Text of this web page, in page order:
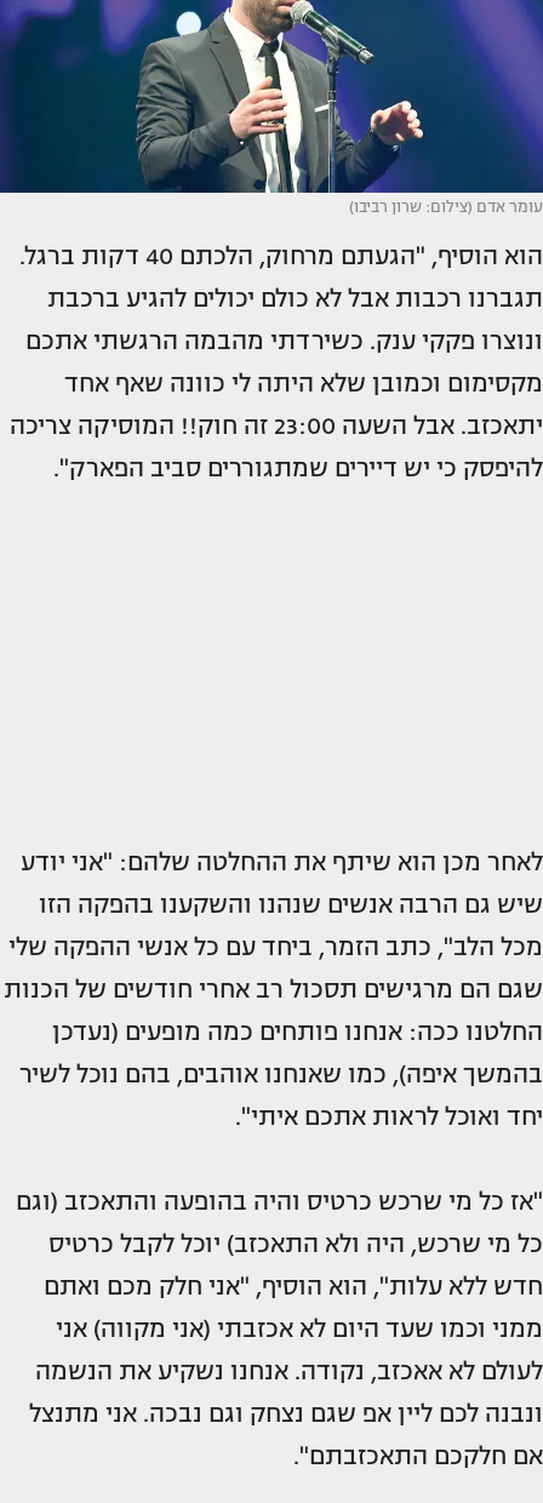
עומר אדם (צילום: שרון רביבו)
הוא הוסיף, "הגעתם מרחוק, הלכתם 40 דקות ברגל.
תגברנו רכבות אבל לא כולם יכולים להגיע ברכבת
ונוצרו פקקי ענק. כשירדתי מהבמה הרגשתי אתכם
מקסימום וכמובן שלא היתה לי כוונה שאף אחד
יתאכזב. אבל השעה 23:00 זה חוק!! המוסיקה צריכה
להיפסק כי יש דיירים שמתגוררים סביב הפארק".
לאחר מכן הוא שיתף את ההחלטה שלהם: "אני יודע
שיש גם הרבה אנשים שנהנו והשקענו בהפקה הזו
מכל הלב", כתב הזמר, ביחד עם כל אנשי ההפקה שלי
שגם הם מרגישים תסכול רב אחרי חודשים של הכנות
החלטנו ככה: אנחנו פותחים כמה מופעים (נעדכן
בהמשך איפה), כמו שאנחנו אוהבים, בהם נוכל לשיר
יחד ואוכל לראות אתכם איתי".
"אז כל מי שרכש כרטיס והיה בהופעה והתאכזב (וגם
כל מי שרכש, היה ולא התאכזב) יוכל לקבל כרטיס
חדש ללא עלות", הוא הוסיף, "אני חלק מכם ואתם
ממני וכמו שעד היום לא אכזבתי (אני מקווה) אני
לעולם לא אאכזב, נקודה. אנחנו נשקיע את הנשמה
ונבנה לכם ליין אפ שגם נצחק וגם נבכה. אני מתנצל
אם חלקכם התאכזבתם".